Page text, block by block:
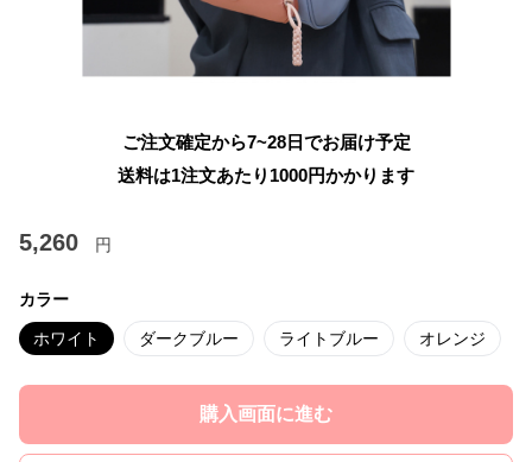
ご注文確定から7~28日でお届け予定
送料は1注文あたり 1000円かかります
5,260 円
カラー
ホワイト ダークブルー ライトブルー オレンジ
購入画面に進む